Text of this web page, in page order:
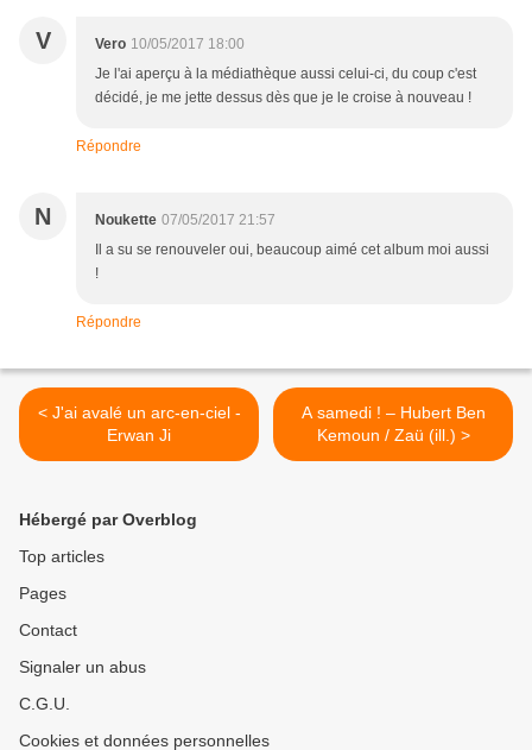
V Vero 10/05/2017 18:00
Je l'ai aperçu à la médiathèque aussi celui-ci, du coup c'est
décidé, je me jette dessus dès que je le croise à nouveau !
Répondre
N Noukette 07/05/2017 21:57
Il a su se renouveler oui, beaucoup aimé cet album moi aussi
!
Répondre
< J'ai avalé un arc-en-ciel -
Erwan Ji
A samedi ! – Hubert Ben
Kemoun / Zaü (ill.) >
Hébergé par Overblog
Top articles
Pages
Contact
Signaler un abus
C.G.U.
Cookies et données personnelles